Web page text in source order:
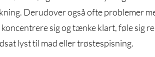
Derudover også ofte problemer
sig og tænke klart, føle sig
lyst til mad eller trøstespisning.